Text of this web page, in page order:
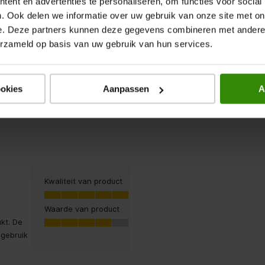
Ook delen we informatie over uw gebruik van onze site met
Deze partners kunnen deze gegevens combineren met
op basis van uw gebruik van hun services.
Aanpassen
updates en/of de
4.5 van 5
4.5
Regionale beoordelingenGeef een popup weer met
De
Kwaliteit van product
Kwaliteit van product, 5.0 van 5
Waarde van product
Waarde van product, 4.0 van 5